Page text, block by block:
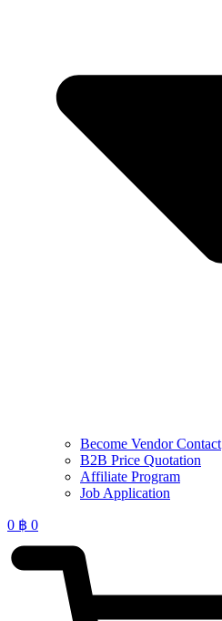
Become Vendor Contact
B2B Price Quotation
Affiliate Program
Job Application
0 ฿ 0